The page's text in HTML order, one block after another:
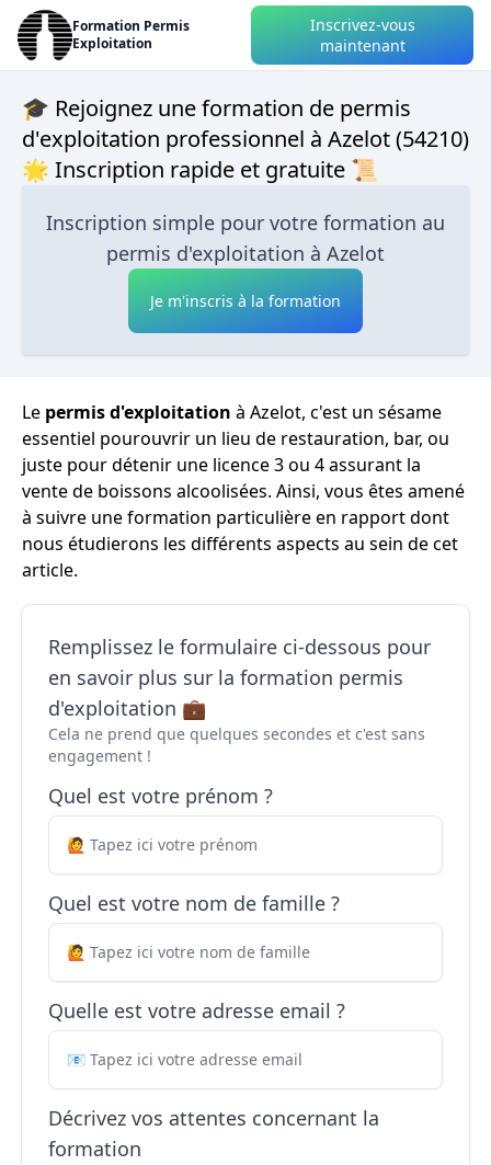
Formation Permis
Exploitation
Inscrivez-vous
maintenant
🎓 Rejoignez une formation de permis
d'exploitation professionnel à Azelot (54210)
🌟 Inscription rapide et gratuite 📜
Inscription simple pour votre formation au
permis d'exploitation à Azelot
Je m'inscris à la formation
Le permis d'exploitation à Azelot, c'est un sésame
essentiel pourouvrir un lieu de restauration, bar, ou
juste pour détenir une licence 3 ou 4 assurant la
vente de boissons alcoolisées. Ainsi, vous êtes amené
à suivre une formation particulière en rapport dont
nous étudierons les différents aspects au sein de cet
article.
Remplissez le formulaire ci-dessous pour
en savoir plus sur la formation permis
d'exploitation 💼
Cela ne prend que quelques secondes et c'est sans
engagement !
Quel est votre prénom ?
Quel est votre nom de famille ?
Quelle est votre adresse email ?
Décrivez vos attentes concernant la
formation